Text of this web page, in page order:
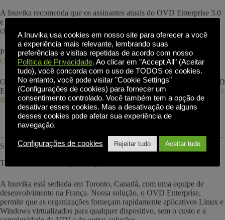
A Inuvika recomenda que os assinantes atuais do OVD Enterprise 3.0
e os usuários do cliente Enterprise Desktop atualizem seus aplicativos
clientes e instalações de servidor.
Para obter mais detalhes, consulte oResumo das notas de versão do
OVD 3.0.1
Os links para as versões mais recentes dos clientes de desktop do OVD
Enterprise podem ser encontrados na seção Downloads do site
Suporte
da Inuvikapágina.
Sobre a Inuvika:
Tornamos a virtualização de aplicativos fácil!
A Inuvika está sediada em Toronto, Canadá, com uma equipe de
desenvolvimento na França. Nossa solução, o OVD Enterprise,
permite que as organizações forneçam rapidamente aplicativos Linux e
Windows virtualizados para qualquer dispositivo, sem o custo e a
A Inuvika usa cookies em nosso site para oferecer a você
a experiência mais relevante, lembrando suas
preferências e visitas repetidas de acordo com nosso
Política de Privacidade. Ao clicar em "Accept All" (Aceitar
tudo), você concorda com o uso de TODOS os cookies.
No entanto, você pode visitar "Cookie Settings"
(Configurações de cookies) para fornecer um
consentimento controlado. Você também tem a opção de
desativar esses cookies. Mas a desativação de alguns
desses cookies pode afetar sua experiência de
navegação.
Configurações de cookies Rejeitar tudo Aceitar tudo